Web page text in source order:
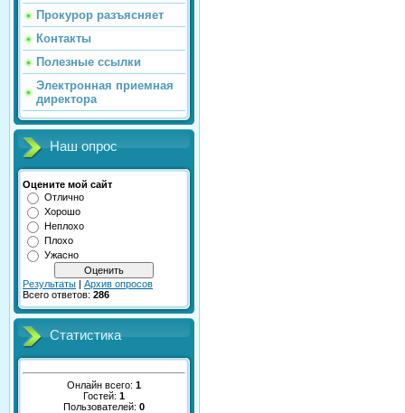
Прокурор разъясняет
Контакты
Полезные ссылки
Электронная приемная
директора
Наш опрос
Оцените мой сайт
Отлично
Хорошо
Неплохо
Плохо
Ужасно
Результаты | Архив опросов
Всего ответов: 286
Статистика
Онлайн всего: 1
Гостей: 1
Пользователей: 0